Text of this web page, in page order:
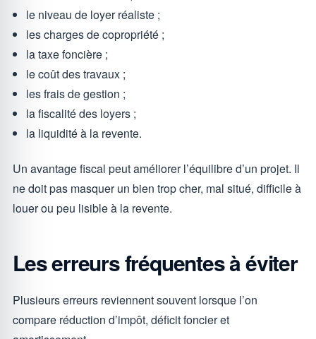
le niveau de loyer réaliste ;
les charges de copropriété ;
la taxe foncière ;
le coût des travaux ;
les frais de gestion ;
la fiscalité des loyers ;
la liquidité à la revente.
Un avantage fiscal peut améliorer l’équilibre d’un projet. Il
ne doit pas masquer un bien trop cher, mal situé, difficile à
louer ou peu lisible à la revente.
Les erreurs fréquentes à éviter
Plusieurs erreurs reviennent souvent lorsque l’on
compare réduction d’impôt, déficit foncier et